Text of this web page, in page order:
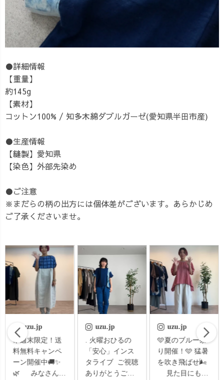
●詳細情報
【重量】
約145g
【素材】
コットン100% / 知多木綿ダブルガーゼ(愛知県半田市産)
●生産情報
【縫製】愛知県
【染色】外部先染め
●ご注意
※まだらの柄の出方には個体差がございます。あらかじめ
ご了承くださいませ。
uzu.jp
＼お客様のお声
から生まれた、
新作リネンワン
ピース／✨
uzu.jp
🌿週末限定！送
料無料キャンペ
ーン開催中🚚✨
🌿 みなさんの
uzu.jp
. 火曜おひるの
「安心」インス
タライブ ご視聴
ありがとうござ